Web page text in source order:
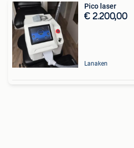
Pico laser
€ 2.200,00
Lanaken